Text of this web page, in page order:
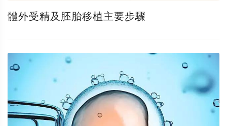
體外受精及胚胎移植主要步驟